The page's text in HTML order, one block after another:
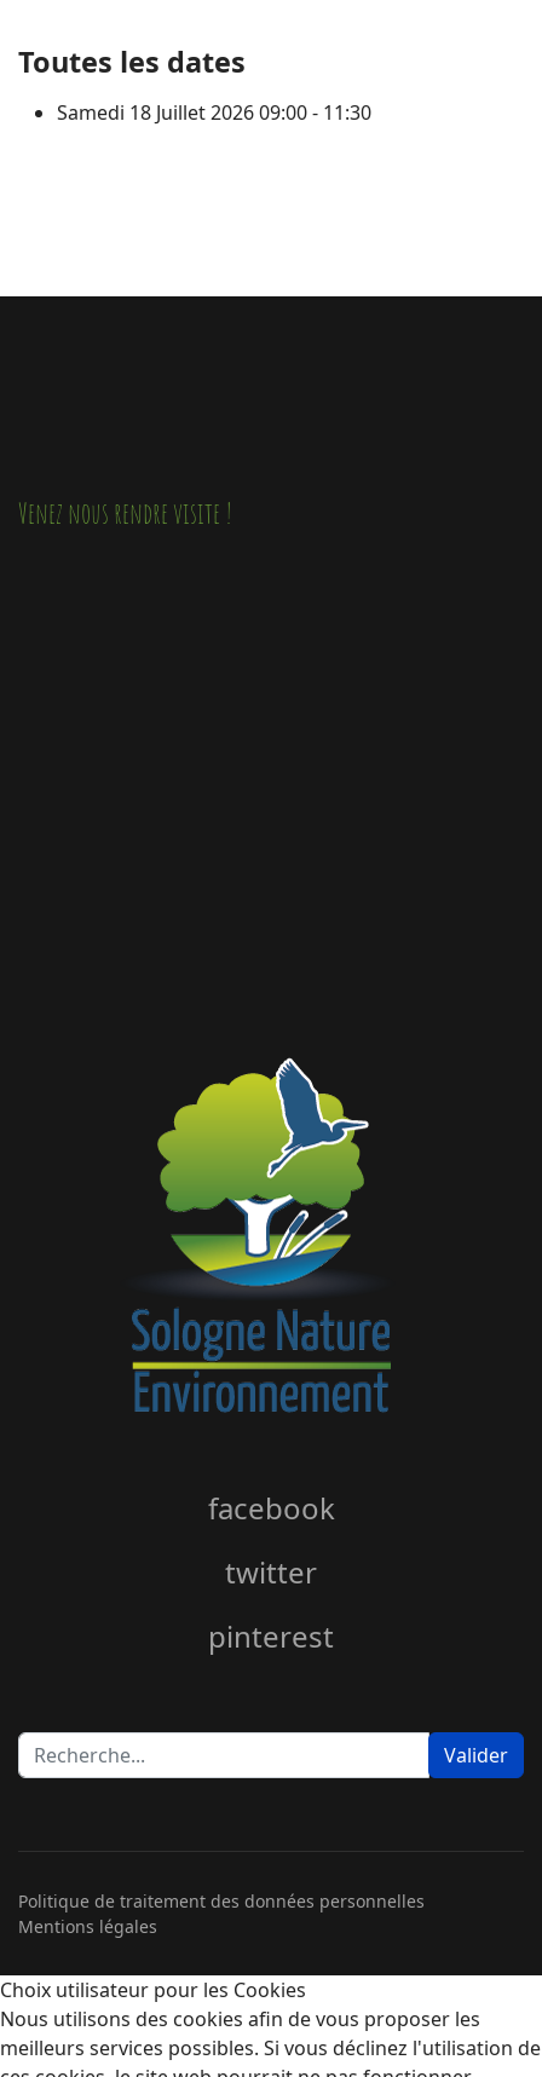
Toutes les dates
Samedi 18 Juillet 202609:00 - 11:30
Venez nous rendre visite !
facebook
twitter
pinterest
Rechercher Valider
Politique de traitement des données personnelles
Mentions légales
Choix utilisateur pour les Cookies
Nous utilisons des cookies afin de vous proposer les
meilleurs services possibles. Si vous déclinez l'utilisation de